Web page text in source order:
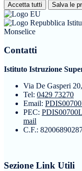
Accetta tutti Salva le
Monselice
Contatti
Istituto Istruzione
Via De Gasperi
Tel: 0429 73270
Email:
PEC:
mail
C.F.:
Sezione Link Utili